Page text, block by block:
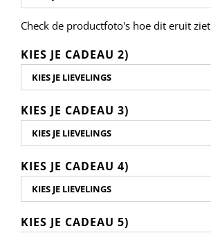
Check de productfoto's hoe dit eruit ziet
KIES JE CADEAU 2)
KIES JE CADEAU 3)
KIES JE CADEAU 4)
KIES JE CADEAU 5)